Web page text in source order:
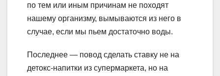
по тем или иным причинам не походят
нашему организму, вымываются из него в
случае, если мы пьем достаточно воды.
Последнее — повод сделать ставку не на
детокс-напитки из супермаркета, но на